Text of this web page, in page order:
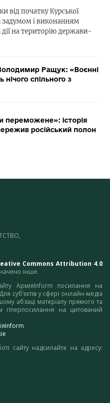
від початку Курської
задумом і виконанням
дії на територію держави-
Ращук: «Воєнні
спільного з
переможене»: історія
російський полон
Commons Attribution 4.0
інше.
АрміяInform посилання на
суб’єктів у сфері онлайн-медіа
абзаці матеріалу прямого та
гіперпосилання на цитований
сайту надсилайте на адресу: